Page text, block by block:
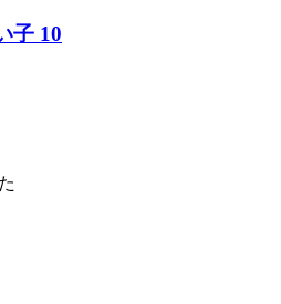
子 10